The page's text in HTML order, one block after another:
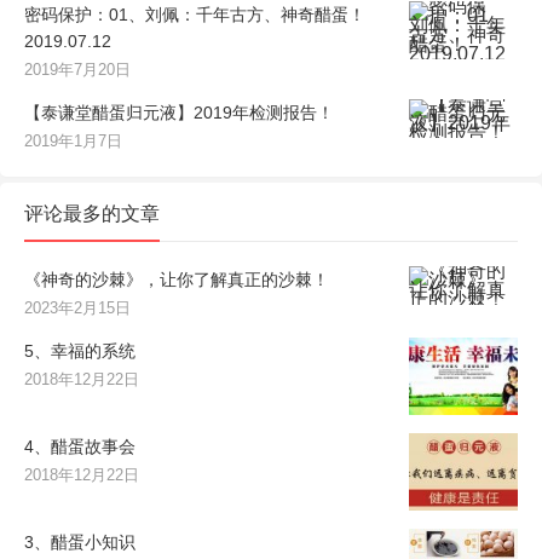
密码保护：01、刘佩：千年古方、神奇醋蛋！
2019.07.12
2019年7月20日
【泰谦堂醋蛋归元液】2019年检测报告！
2019年1月7日
评论最多的文章
《神奇的沙棘》，让你了解真正的沙棘！
2023年2月15日
5、幸福的系统
2018年12月22日
4、醋蛋故事会
2018年12月22日
3、醋蛋小知识